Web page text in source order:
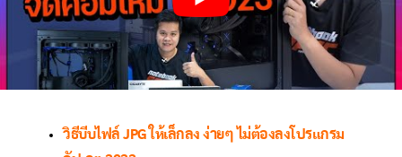
วิธีบีบไฟล์ JPG ให้เล็กลง ง่ายๆ ไม่ต้องลงโปรแกรม